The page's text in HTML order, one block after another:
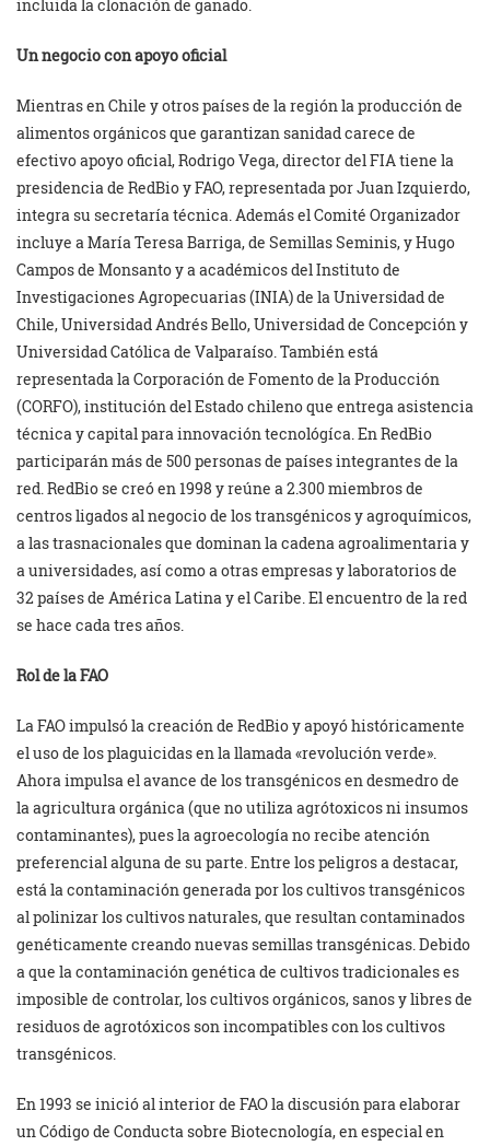
incluida la clonación de ganado.
Un negocio con apoyo oficial
Mientras en Chile y otros países de la región la producción de
alimentos orgánicos que garantizan sanidad carece de
efectivo apoyo oficial, Rodrigo Vega, director del FIA tiene la
presidencia de RedBio y FAO, representada por Juan Izquierdo,
integra su secretaría técnica. Además el Comité Organizador
incluye a María Teresa Barriga, de Semillas Seminis, y Hugo
Campos de Monsanto y a académicos del Instituto de
Investigaciones Agropecuarias (INIA) de la Universidad de
Chile, Universidad Andrés Bello, Universidad de Concepción y
Universidad Católica de Valparaíso. También está
representada la Corporación de Fomento de la Producción
(CORFO), institución del Estado chileno que entrega asistencia
técnica y capital para innovación tecnológíca. En RedBio
participarán más de 500 personas de países integrantes de la
red. RedBio se creó en 1998 y reúne a 2.300 miembros de
centros ligados al negocio de los transgénicos y agroquímicos,
a las trasnacionales que dominan la cadena agroalimentaria y
a universidades, así como a otras empresas y laboratorios de
32 países de América Latina y el Caribe. El encuentro de la red
se hace cada tres años.
Rol de la FAO
La FAO impulsó la creación de RedBio y apoyó históricamente
el uso de los plaguicidas en la llamada «revolución verde».
Ahora impulsa el avance de los transgénicos en desmedro de
la agricultura orgánica (que no utiliza agrótoxicos ni insumos
contaminantes), pues la agroecología no recibe atención
preferencial alguna de su parte. Entre los peligros a destacar,
está la contaminación generada porlos cultivos transgénicos
al polinizar los cultivos naturales, que resultan contaminados
genéticamente creando nuevas semillas transgénicas. Debido
a que la contaminación genética de cultivos tradicionales es
imposible de controlar,los cultivos orgánicos, sanos y libres de
residuos de agrotóxicos son incompatibles con los cultivos
transgénicos.
En 1993 se inició al interior de FAO la discusión para elaborar
un Código de Conducta sobre Biotecnología, en especial en